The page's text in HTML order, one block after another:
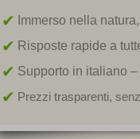
Immerso nella
Risposte rapide a
Supporto in italiano
Prezzi trasparenti,